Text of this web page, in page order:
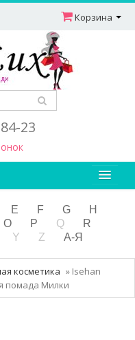
23
Корзина
E F G
H
O P Q
R
Y Z А-Я
косметика » Isehan
помада Милки